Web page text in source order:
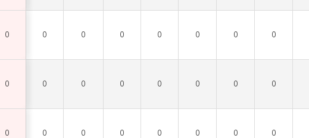
0 0 0 0 0 0 0 0
0 0 0 0 0 0 0 0
0 0 0 0 0 0 0 0